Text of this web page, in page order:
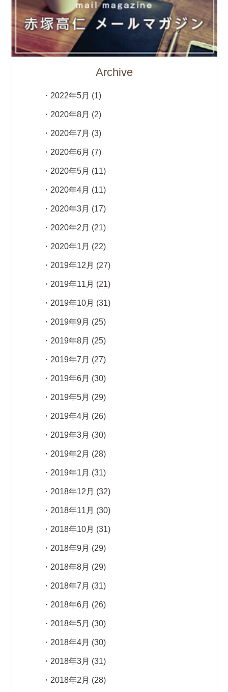
Archive
2022年5月 (1)
2020年8月 (2)
2020年7月 (3)
2020年6月 (7)
2020年5月 (11)
2020年4月 (11)
2020年3月 (17)
2020年2月 (21)
2020年1月 (22)
2019年12月 (27)
2019年11月 (21)
2019年10月 (31)
2019年9月 (25)
2019年8月 (25)
2019年7月 (27)
2019年6月 (30)
2019年5月 (29)
2019年4月 (26)
2019年3月 (30)
2019年2月 (28)
2019年1月 (31)
2018年12月 (32)
2018年11月 (30)
2018年10月 (31)
2018年9月 (29)
2018年8月 (29)
2018年7月 (31)
2018年6月 (26)
2018年5月 (30)
2018年4月 (30)
2018年3月 (31)
2018年2月 (28)